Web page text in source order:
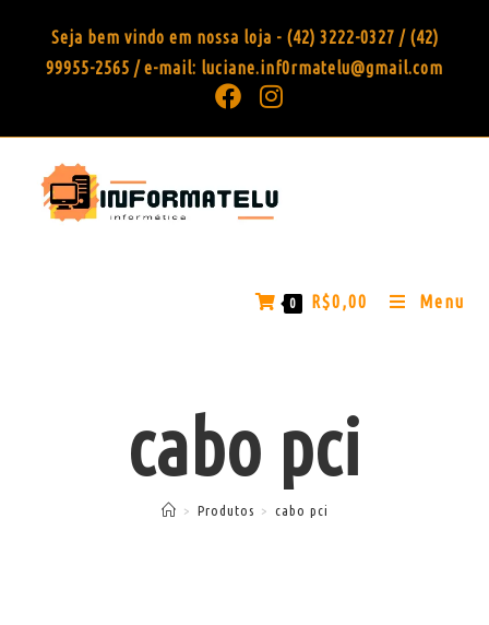
Seja bem vindo em nossa loja - (42) 3222-0327 / (42)
99955-2565 / e-mail: luciane.inf0rmatelu@gmail.com
0 R$0,00 Menu
cabo pci
> Produtos > cabo pci